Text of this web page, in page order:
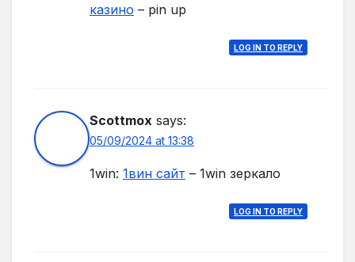
казино – pin up
LOG IN TO REPLY
Scottmox says:
05/09/2024 at 13:38
1win: 1вин сайт – 1win зеркало
LOG IN TO REPLY